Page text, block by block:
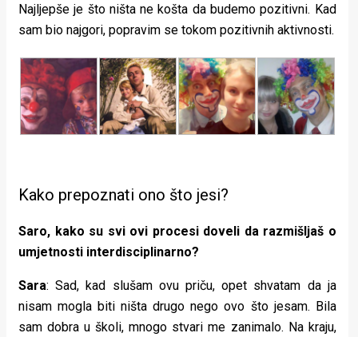
Najljepše je što ništa ne košta da budemo pozitivni. Kad
sam bio najgori, popravim se tokom pozitivnih aktivnosti.
Kako prepoznati ono što jesi?
Saro, kako su svi ovi procesi doveli da razmišljaš o
umjetnosti interdisciplinarno?
Sara: Sad, kad slušam ovu priču, opet shvatam da ja
nisam mogla biti ništa drugo nego ovo što jesam. Bila
sam dobra u školi, mnogo stvari me zanimalo. Na kraju,